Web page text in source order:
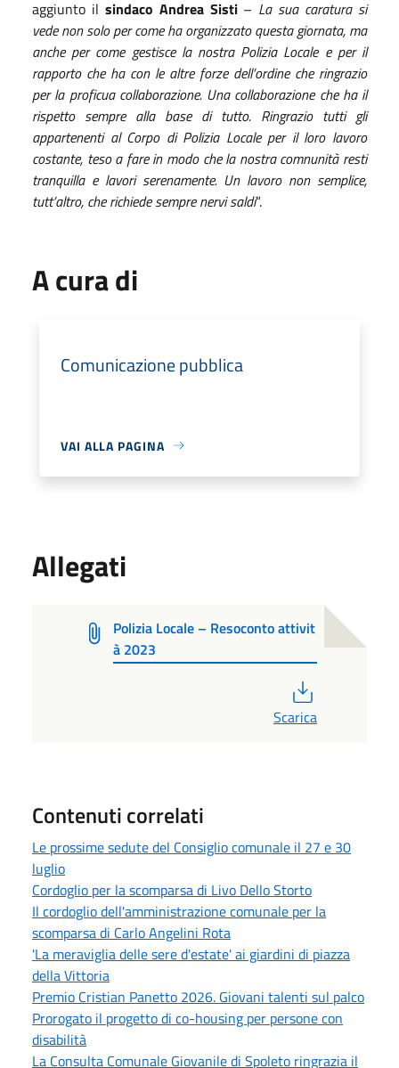
aggiunto il sindaco Andrea Sisti– La sua caratura si
vede non solo per come ha organizzato questa giornata, ma
anche per come gestisce la nostra Polizia Locale e per il
rapporto che ha con le altre forze dell’ordine che ringrazio
per la proficua collaborazione. Una collaborazione che ha il
rispetto sempre alla base di tutto. Ringrazio tutti gli
appartenenti al Corpo di Polizia Locale per il loro lavoro
costante, teso a fare in modo che la nostra comnunità resti
tranquilla e lavori serenamente. Un lavoro non semplice,
tutt’altro, che richiede sempre nervi saldi“.
A cura di
Comunicazione pubblica
VAI ALLA PAGINA
Allegati
Polizia Locale – Resoconto attivit
à 2023
Scarica
Contenuti correlati
Le prossime sedute del Consiglio comunale il 27 e 30
luglio
Cordoglio per la scomparsa di Livo Dello Storto
Il cordoglio dell'amministrazione comunale per la
scomparsa di Carlo Angelini Rota
'La meraviglia delle sere d'estate' ai giardini di piazza
della Vittoria
Premio Cristian Panetto 2026. Giovani talenti sul palco
Prorogato il progetto di co-housing per persone con
disabilità
La Consulta Comunale Giovanile di Spoleto ringrazia il